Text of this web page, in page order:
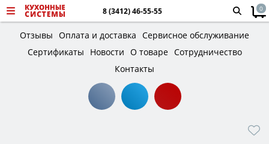
8 (3412) 46-55-55 0
Отзывы Оплата и доставка Сервисное обслуживание
Сертификаты
Новости О товаре Сотрудничество
Контакты